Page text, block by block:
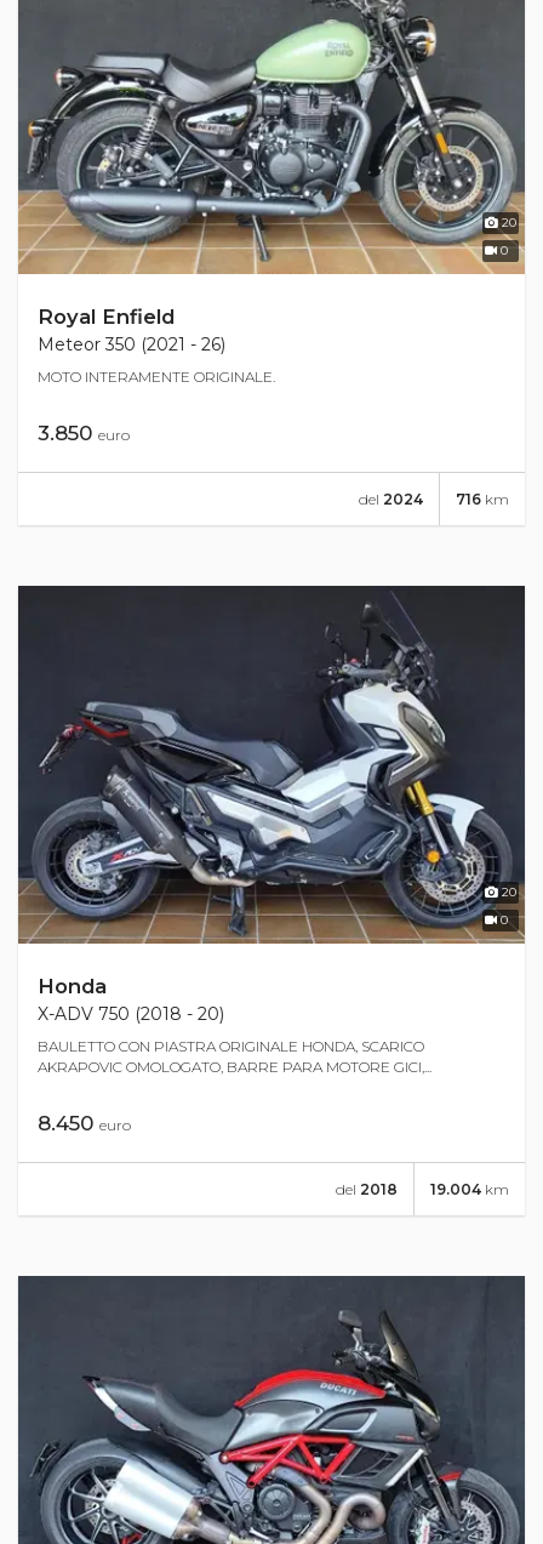
20
0
Royal Enfield
Meteor 350 (2021 - 26)
MOTO INTERAMENTE ORIGINALE.
3.850 euro
716 km
del 2024
20
0
Honda
X-ADV 750 (2018 - 20)
BAULETTO CON PIASTRA ORIGINALE HONDA, SCARICO
AKRAPOVIC OMOLOGATO, BARRE PARA MOTORE GICI,...
8.450 euro
19.004 km
del 2018